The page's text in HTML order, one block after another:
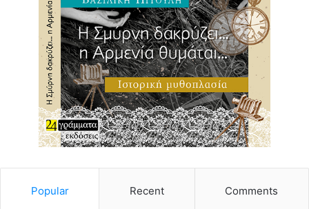
Τάνια Τσανακλίδουετοιμάζει μια ακόμασυλλεκτική
βραδιάαφιερωμένη στον μεγάλο μας συνθέτη, αυτή τη
φορά στο Θέατρο ΠαλλάςτηΔευτέρα 30 Ιανουαρίου
Μετρώντας περίπου 50 χρόνια από την πρώτη τους
συνάντηση στον «Μορμόλη» (1974) και 40 από την πρώτη
μεγάλη και ολοκληρωμένη συνεργασία τους στο «Φίλε…»
(1982), που επαναλήφθηκε τρία χρόνια μετά (1985) με τον
δίσκο «Της βροχής και της νύχτας», η μεγάλη
ερμηνεύτρια επιμελείται καλλιτεχνικά και ερμηνεύει
έναπρόγραμμα-φόρο τιμήςστον συνθέτη που σφράγισε
Popular Recent Comments